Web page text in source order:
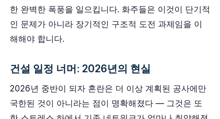
한 완벽한 폭풍을 일으킵니다. 화주들은 이것이 단기적
인 문제가 아니라 장기적인 구조적 도전 과제임을 이
해해야 합니다.
건설 일정 너머: 2026년의 현실
2026년 중반이 되자 혼란은 더 이상 계획된 공사에만
국한된 것이 아니라는 점이 명확해졌다 — 그것은 또